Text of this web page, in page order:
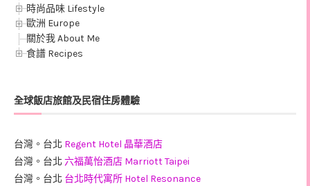
時尚品味 Lifestyle
歐洲 Europe
關於我 About Me
食譜 Recipes
全球飯店旅館及民宿住房體驗
台灣。台北 Regent Hotel 晶華酒店
台灣。台北 六福萬怡酒店 Marriott Taipei
台灣。台北 台北時代寓所 Hotel Resonance